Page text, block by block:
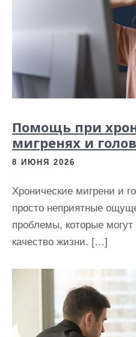
Помощь при
мигренях и
8 ИЮНЯ 2026
Хронические мигрени и
просто неприятные
проблемы, которые
качество жизни. […]